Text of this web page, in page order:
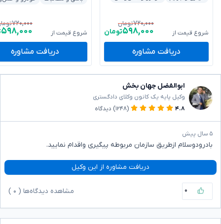
شروع قیمت از
۷۲۰,۰۰۰تومان
۵۹۸,۰۰۰تومان
دریافت مشاوره
شروع قیمت از
۷۲۰,۰۰۰
۵۹۸,۰۰۰
دریافت مشاوره
ابوالفضل جهان بخش
وکیل پایه یک کانون وکلای دادگستری
۴.۸
(۱۲۴۸) دیدگاه
۵ سال پیش
بادرودوسلام ازطریق سازمان مربوطه پیگیری واقدام نمایید.
دریافت مشاوره از این وکیل
۰ مشاهده دیدگاه‌ها ( ۰